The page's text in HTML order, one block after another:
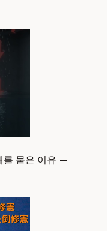
를 묻은 이유 —